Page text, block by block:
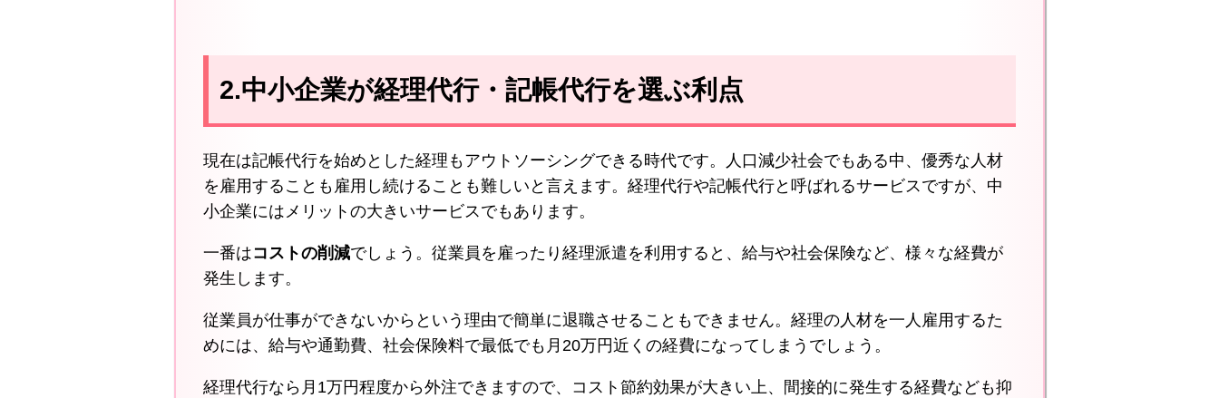
2.中小企業が経理代行・記帳代行を選ぶ利点
現在は記帳代行を始めとした経理もアウトソーシングできる時代です。人口減少社会でもある中、優秀な人材
を雇用することも雇用し続けることも難しいと言えます。経理代行や記帳代行と呼ばれるサービスですが、中
小企業にはメリットの大きいサービスでもあります。
一番はコストの削減でしょう。従業員を雇ったり経理派遣を利用すると、給与や社会保険など、様々な経費が
発生します。
従業員が仕事ができないからという理由で簡単に退職させることもできません。経理の人材を一人雇用するた
めには、給与や通勤費、社会保険料で最低でも月20万円近くの経費になってしまうでしょう。
経理代行なら月1万円程度から外注できますので、コスト節約効果が大きい上、間接的に発生する経費なども抑